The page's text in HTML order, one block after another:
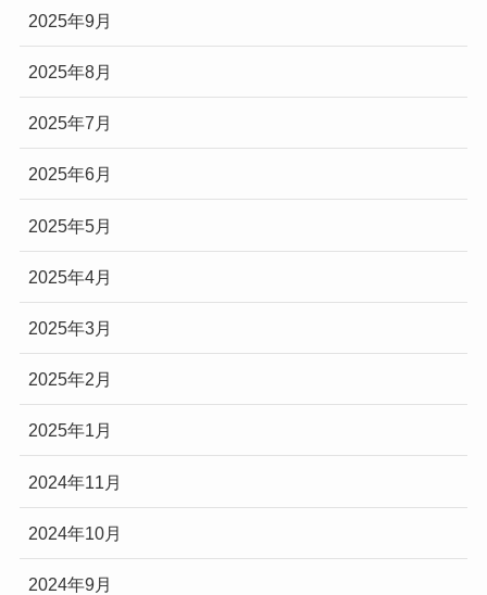
2025年9月
2025年8月
2025年7月
2025年6月
2025年5月
2025年4月
2025年3月
2025年2月
2025年1月
2024年11月
2024年10月
2024年9月